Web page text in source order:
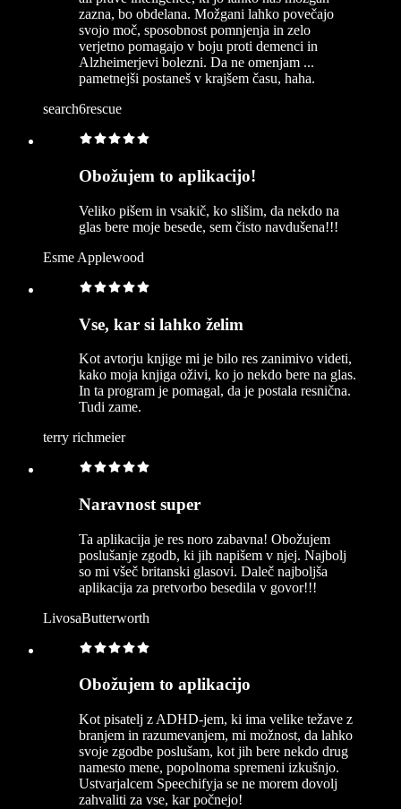
zazna, bo obdelana. Možgani lahko povečajo
svojo moč, sposobnost pomnjenja in zelo
verjetno pomagajo v boju proti demenci in
Alzheimerjevi bolezni. Da ne omenjam ...
pametnejši postaneš v krajšem času, haha.
search6rescue
Obožujem to aplikacijo!
Veliko pišem in vsakič, ko slišim, da nekdo na
glas bere moje besede, sem čisto navdušena!!!
Esme Applewood
Vse, kar si lahko želim
Kot avtorju knjige mi je bilo res zanimivo videti,
kako moja knjiga oživi, ko jo nekdo bere na glas.
In ta program je pomagal, da je postala resnična.
Tudi zame.
terry richmeier
Naravnost super
Ta aplikacija je res noro zabavna! Obožujem
poslušanje zgodb, ki jih napišem v njej. Najbolj
so mi všeč britanski glasovi. Daleč najboljša
aplikacija za pretvorbo besedila v govor!!!
LivosaButterworth
Obožujem to aplikacijo
Kot pisatelj z ADHD-jem, ki ima velike težave z
branjem in razumevanjem, mi možnost, da lahko
svoje zgodbe poslušam, kot jih bere nekdo drug
namesto mene, popolnoma spremeni izkušnjo.
Ustvarjalcem Speechifyja se ne morem dovolj
zahvaliti za vse, kar počnejo!